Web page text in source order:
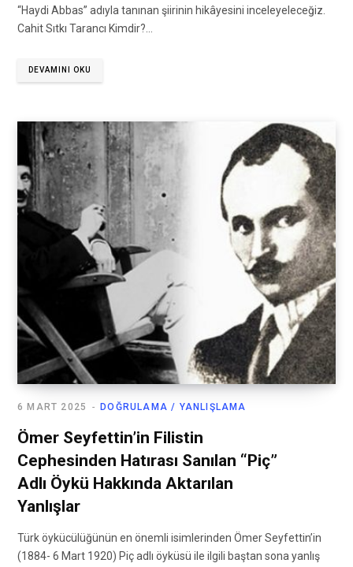
“Haydi Abbas” adıyla tanınan şiirinin hikâyesini inceleyeleceğiz.
Cahit Sıtkı Tarancı Kimdir?…
DEVAMINI OKU
DOĞRULAMA / YANLIŞLAMA
6 MART 2025
Ömer Seyfettin’in Filistin
Cephesinden Hatırası Sanılan “Piç”
Adlı Öykü Hakkında Aktarılan
Yanlışlar
Türk öykücülüğünün en önemli isimlerinden Ömer Seyfettin’in
(1884- 6 Mart 1920) Piç adlı öyküsü ile ilgili baştan sona yanlış